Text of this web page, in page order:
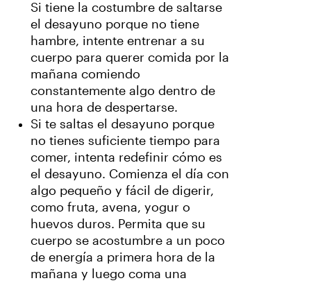
Si tiene la costumbre de saltarse
el desayuno porque no tiene
hambre, intente entrenar a su
cuerpo para querer comida por la
mañana comiendo
constantemente algo dentro de
una hora de despertarse.
Si te saltas el desayuno porque
no tienes suficiente tiempo para
comer, intenta redefinir cómo es
el desayuno. Comienza el día con
algo pequeño y fácil de digerir,
como fruta, avena, yogur o
huevos duros. Permita que su
cuerpo se acostumbre a un poco
de energía a primera hora de la
mañana y luego coma una